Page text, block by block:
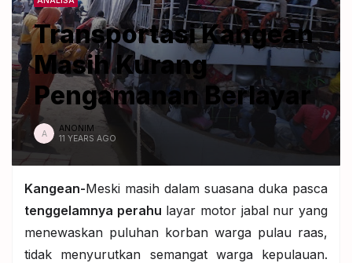
Transportasi Kangean
Masih Kurang
Pengamanan Berlayar
A
ANONIM
11 YEARS AGO
Kangean-Meski masih dalam suasana duka pasca
tenggelamnya perahu layar motor jabal nur yang
menewaskan puluhan korban warga pulau raas,
tidak menyurutkan semangat warga kepulauan.